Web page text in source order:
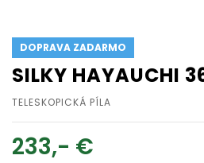
DOPRAVA ZADARMO
SILKY HAYAUCHI
TELESKOPICKÁ PÍLA
233,- €